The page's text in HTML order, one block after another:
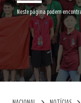
a informação do Xadrez Nacional.